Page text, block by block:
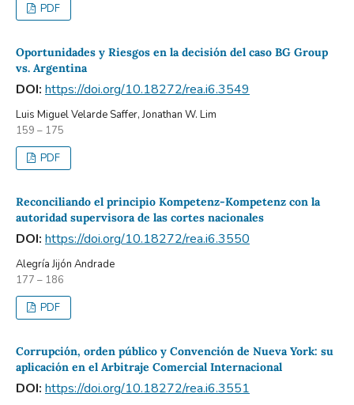
PDF
Oportunidades y Riesgos en la decisión del caso BG Group
vs. Argentina
DOI: https://doi.org/10.18272/rea.i6.3549
Luis Miguel Velarde Saffer, Jonathan W. Lim
159 – 175
PDF
Reconciliando el principio Kompetenz-Kompetenz con la
autoridad supervisora de las cortes nacionales
DOI: https://doi.org/10.18272/rea.i6.3550
Alegría Jijón Andrade
177 – 186
PDF
Corrupción, orden público y Convención de Nueva York: su
aplicación en el Arbitraje Comercial Internacional
DOI: https://doi.org/10.18272/rea.i6.3551